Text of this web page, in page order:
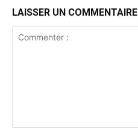
LAISSER UN COMMENTAIRE